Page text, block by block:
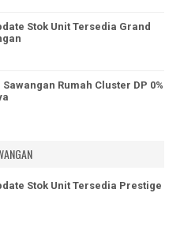
Stok Unit Tersedia Grand
Rumah Cluster DP 0%
Stok Unit Tersedia Prestige